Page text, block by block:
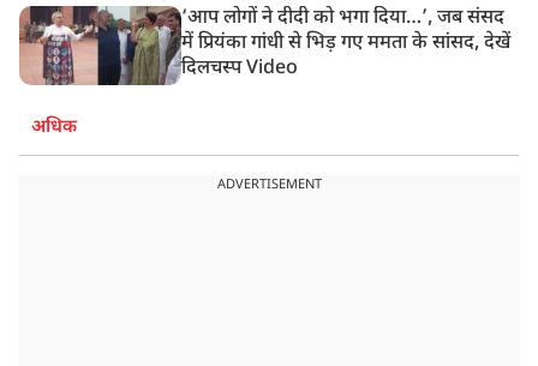
‘आप लोगों ने दीदी को भगा दिया…’, जब संसद
में प्रियंका गांधी से भिड़ गए ममता के सांसद, देखें
दिलचस्प Video
अधिक
ADVERTISEMENT